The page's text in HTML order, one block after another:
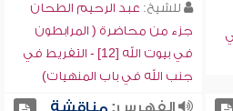
للشيخ: عبد الرحيم الطحان
جزء من محاضرة ( المرابطون
في بيوت الله [12] - التفريط في
جنب الله في باب المنهيات)
الفهرس:مناقشة